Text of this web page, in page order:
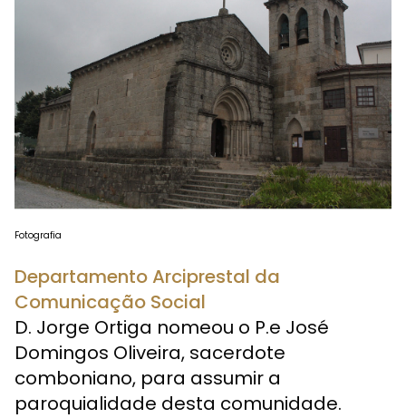
Fotografia
Departamento Arciprestal da
Comunicação Social
D. Jorge Ortiga nomeou o P.e José
Domingos Oliveira, sacerdote
comboniano, para assumir a
paroquialidade desta comunidade.